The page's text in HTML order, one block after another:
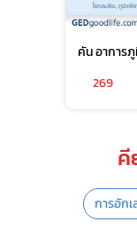
คัน อาการ
269
คี
การอัก